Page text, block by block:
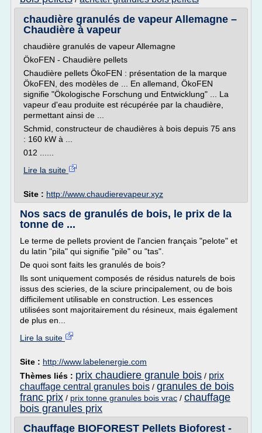
chaudière granulés de vapeur Allemagne –
Chaudière à vapeur
chaudière granulés de vapeur Allemagne
ÖkoFEN - Chaudière pellets
Chaudière pellets ÖkoFEN : présentation de la marque
ÖkoFEN, des modèles de ... En allemand, ÖkoFEN
signifie "Ökologische Forschung und Entwicklung" ... La
vapeur d'eau produite est récupérée par la chaudière,
permettant ainsi de ...
Schmid, constructeur de chaudières à bois depuis 75 ans
: 160 kW à ...
012 ......
Lire la suite
Site : http://www.chaudierevapeur.xyz
Nos sacs de granulés de bois, le prix de la
tonne de ...
Le terme de pellets provient de l'ancien français "pelote" et
du latin "pila" qui signifie "pile" ou "tas".
De quoi sont faits les granulés de bois?
Ils sont uniquement composés de résidus naturels de bois
issus des scieries, de la sciure principalement, ou de bois
difficilement utilisable en construction. Les essences
utilisées sont majoritairement du résineux, mais également
de plus en...
Lire la suite
Site : http://www.labelenergie.com
Thèmes liés : prix chaudiere granule bois / prix
chauffage central granules bois / granules de bois
franc prix / prix tonne granules bois vrac / chauffage
bois granules prix
Chauffage BIOFOREST Pellets Bioforest -